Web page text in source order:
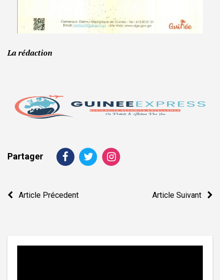
La rédaction
Partager
Navigation
Article Précedent Article Suivant